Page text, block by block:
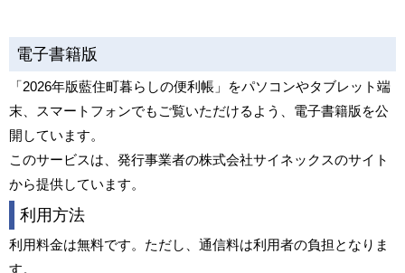
電子書籍版
「2026年版藍住町暮らしの便利帳」をパソコンやタブレット端
末、スマートフォンでもご覧いただけるよう、電子書籍版を公
開しています。
このサービスは、発行事業者の株式会社サイネックスのサイト
から提供しています。
利用方法
利用料金は無料です。ただし、通信料は利用者の負担となりま
す。